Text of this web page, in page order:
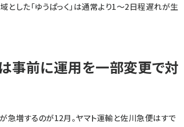
とした「ゆうぱっく」は通常より1～2日程遅れが生
事前に運用を一部変更で対
増するのが12月。ヤマト運輸と佐川急便はすで